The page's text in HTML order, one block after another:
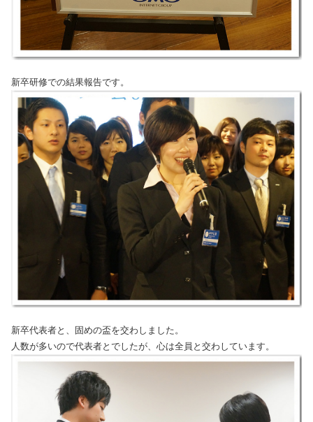
新卒研修での結果報告です。
新卒代表者と、固めの盃を交わしました。
人数が多いので代表者とでしたが、心は全員と交わしています。